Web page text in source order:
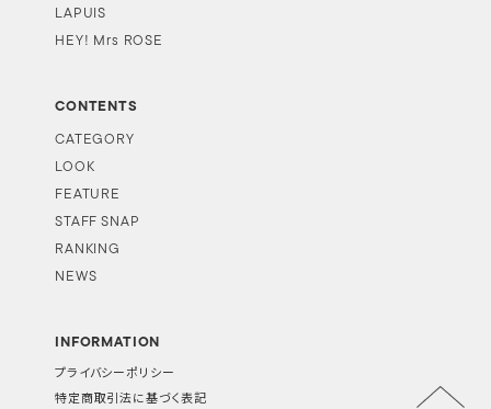
LAPUIS
HEY! Mrs ROSE
CONTENTS
CATEGORY
LOOK
FEATURE
STAFF SNAP
RANKING
NEWS
INFORMATION
プライバシーポリシー
特定商取引法に基づく表記